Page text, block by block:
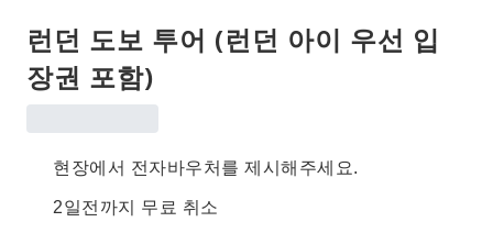
런던 도보 투어 (런던 아이 우선 입
장권 포함)
현장에서 전자바우처를 제시해주세요.
2일전까지 무료 취소